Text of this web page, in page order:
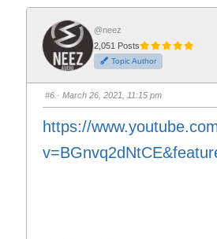
f
o
r
t
h
u
m
d
o
n
.
o
r
t
h
u
m
u
p
@neez
2,051 Posts
Topic Author
#6 · March 26, 2021, 11:15 pm
https://